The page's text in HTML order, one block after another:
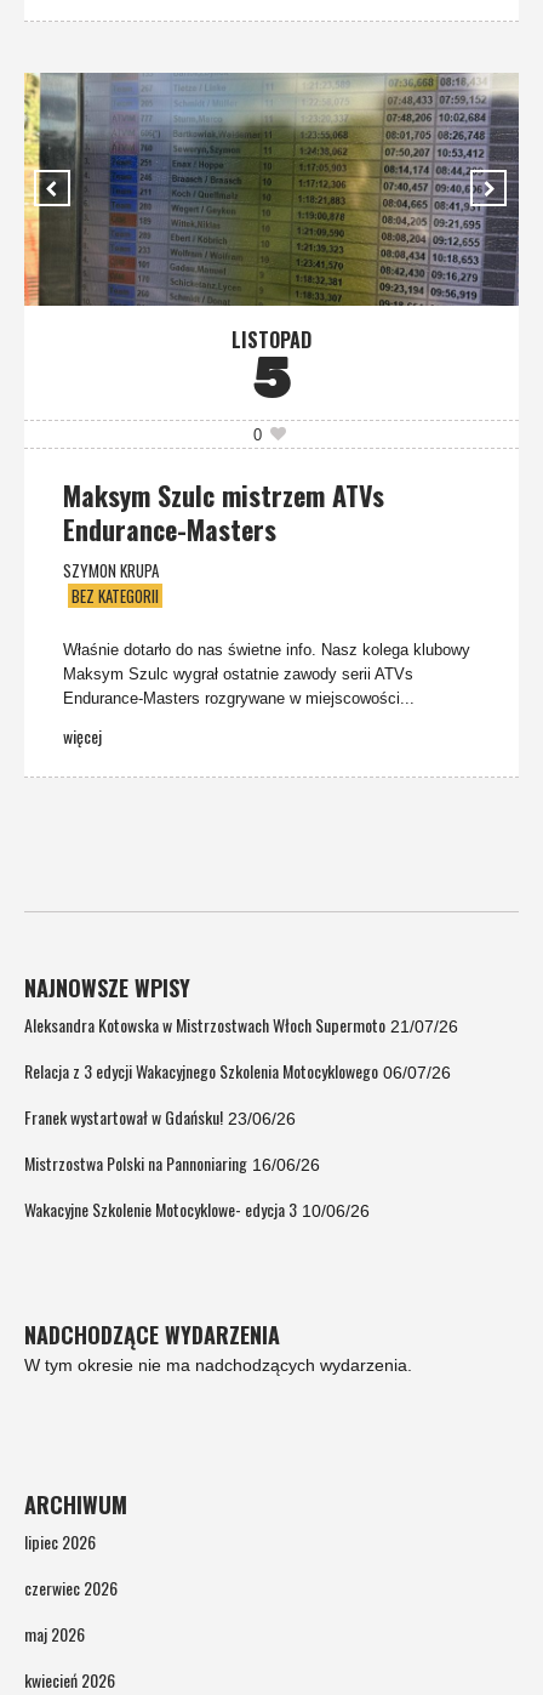
LISTOPAD
5
0
Maksym Szulc mistrzem ATVs
Endurance-Masters
SZYMON KRUPA
BEZ KATEGORII
Właśnie dotarło do nas świetne info. Nasz kolega klubowy
Maksym Szulc wygrał ostatnie zawody serii ATVs
Endurance-Masters rozgrywane w miejscowości...
więcej
NAJNOWSZE WPISY
Aleksandra Kotowska w Mistrzostwach Włoch Supermoto 21/07/26
Relacja z 3 edycji Wakacyjnego Szkolenia Motocyklowego 06/07/26
Franek wystartował w Gdańsku! 23/06/26
Mistrzostwa Polski na Pannoniaring 16/06/26
Wakacyjne Szkolenie Motocyklowe- edycja 3 10/06/26
NADCHODZĄCE WYDARZENIA
W tym okresie nie ma nadchodzących wydarzenia.
ARCHIWUM
lipiec 2026
czerwiec 2026
maj 2026
kwiecień 2026